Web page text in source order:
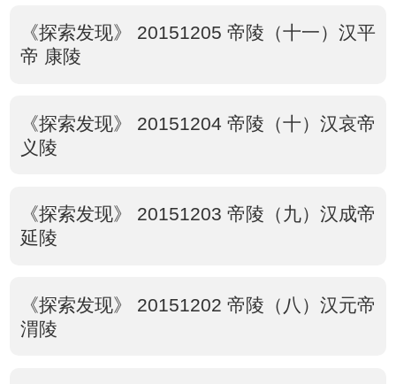
《探索发现》 20151205 帝陵（十一）汉平
帝 康陵
《探索发现》 20151204 帝陵（十）汉哀帝
义陵
《探索发现》 20151203 帝陵（九）汉成帝
延陵
《探索发现》 20151202 帝陵（八）汉元帝
渭陵